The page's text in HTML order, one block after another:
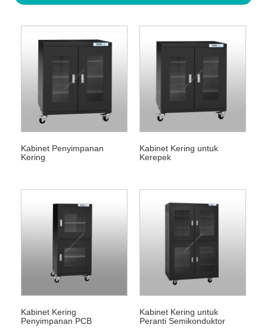
Kabinet Penyimpanan
Kering
Kabinet Kering untuk
Kerepek
Kabinet Kering
Penyimpanan PCB
Kabinet Kering untuk
Peranti Semikonduktor